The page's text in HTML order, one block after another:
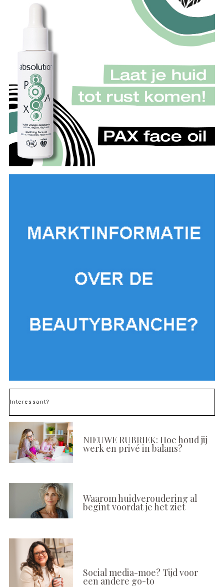
Interessant?
NIEUWE RUBRIEK: Hoe houd jij
werk en privé in balans?
Waarom huidveroudering al
begint voordat je het ziet
Social media-moe? Tijd voor
een andere go-to